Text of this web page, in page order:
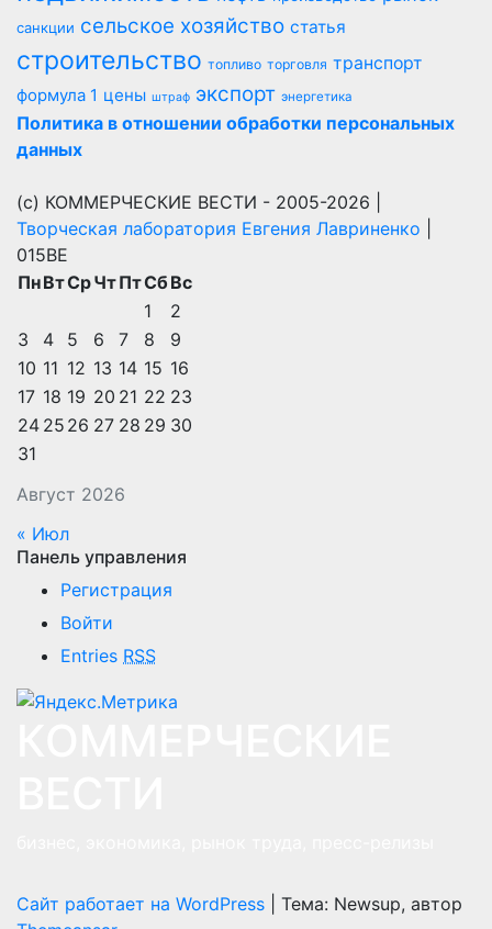
санкции сельское хозяйство статья
строительство топливо торговля транспорт
формула 1 цены штраф экспорт энергетика
Политика в отношении обработки персональных
данных
(с) КОММЕРЧЕСКИЕ ВЕСТИ - 2005-2026 |
Творческая лаборатория Евгения Лавриненко
015BE
Август 2026
ПнВтСрЧтПтСбВс
1
2
3
4 5 6 7 8
9
10 11 12 13 14 15 16
17 18 19 20 21 22 23
24 25 26 27 28 29 30
31
« Июл
Панель управления
Регистрация
Войти
Entries RSS
Сайт работает на WordPress
Тема: Newsup, автор